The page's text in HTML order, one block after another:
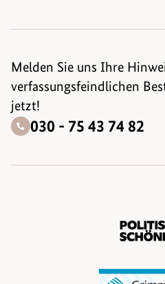
Melden Sie uns Ihre
verfassungsfeindlichen
jetzt!
030 - 75 43 74 82